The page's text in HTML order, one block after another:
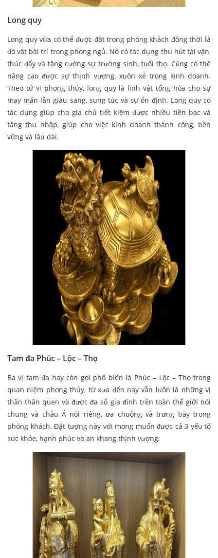
Long quy
Long quy vừa có thể được đặt trong phòng khách đồng thời là
đồ vật bài trí trong phòng ngủ. Nó có tác dụng thu hút tài vận,
thúc đẩy và tăng cường sự trường sinh, tuổi thọ. Cũng có thể
nâng cao được sự thịnh vượng, xuôn xẻ trong kinh doanh.
Theo tử vi phong thủy, long quy là linh vật tổng hòa cho sự
may mắn lẫn giàu sang, sung túc và sự ổn định. Long quy có
tác dụng giúp cho gia chủ tiết kiệm được nhiều tiền bạc và
tăng thu nhập, giúp cho việc kinh doanh thành công, bền
vững và lâu dài.
Tam đa Phúc – Lộc – Thọ
Ba vị tam đa hay còn gọi phổ biến là Phúc – Lộc – Thọ trong
quan niệm phong thủy, từ xưa đến nay vẫn luôn là những vị
thần thân quen và được đa số gia đình trên toàn thế giới nói
chung và châu Á nói riêng, ưa chuộng và trưng bày trong
phòng khách. Đặt tượng này với mong muốn được cả 3 yếu tố
sức khỏe, hạnh phúc và an khang thịnh vượng.